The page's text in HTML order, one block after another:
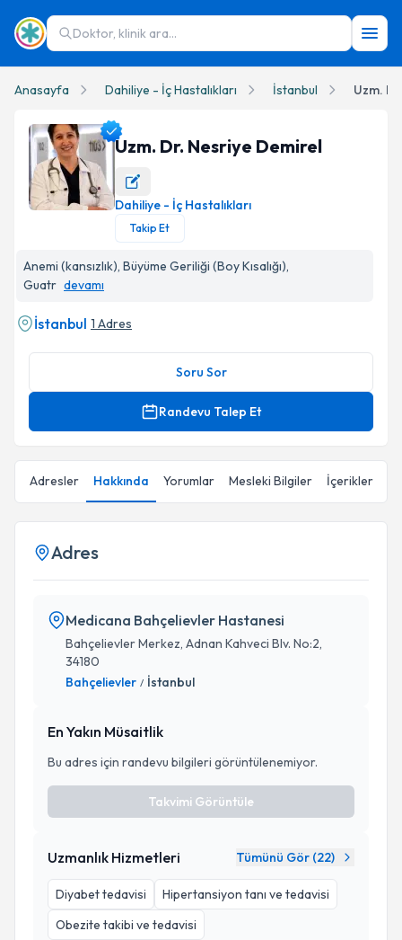
Doktor, klinik ara...
Anasayfa Dahiliye - İç Hastalıkları İstanbul Uzm.
Uzm. Dr. Nesriye Demirel Profil Fotoğrafı
Uzm. Dr. Nesriye Demirel
Dahiliye - İç Hastalıkları
Takip Et
Anemi (kansızlık), Büyüme Geriliği (Boy Kısalığı),
Guatr devamı
İstanbul 1 Adres
Soru Sor
Randevu Talep Et
Adresler Hakkında Yorumlar Mesleki Bilgiler İçerikler
Adres
Medicana Bahçelievler Hastanesi
Bahçelievler Merkez, Adnan Kahveci Blv. No:2,
34180
Bahçelievler / İstanbul
En Yakın Müsaitlik
Bu adres için randevu bilgileri görüntülenemiyor.
Takvimi Görüntüle
Uzmanlık Hizmetleri Tümünü Gör (22)
Diyabet tedavisi
Hipertansiyon tanı ve tedavisi
Obezite takibi ve tedavisi